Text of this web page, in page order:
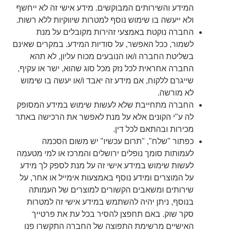
המידע והשירותים המבוקשים. מידע אישי זה לא ייחשף
ולא ייעשה בו שימוש נוסף למטרות שיווקיות ללא רשות.
החברה נוקטת באמצעי זהירות מקובלים על מנת
לשמור, ככל האפשר, על סודיות המידע. במקרים שאינם
בשליטת החברה ו/או הנובעים מכוח עליון, לא תהא
החברה אחראית לכל נזק מכל סוג שהוא, ישר או עקיף,
שייגרם ללקוח, אם מידע זה יאבד ו/או יעשה בו שימוש
לא מורשה.
החברה מתחייבת שלא לעשות שימוש במידע המסופק
לה ע"י הקונים אלא על מנת לאפשר את הרכישה באתר
מכירות ובהתאם לכל דין.
כפתור "שלח", "תרום עכשיו" יש משום הסכמה
לעמותות סומך נופלים ירושלים והמרכז או למי מטעמה
לעשות שימוש במידע אישי זה על מנת לספק לך מידע
על המוצרים ומידע נוסף באמצעות אימייל או אחר, על
שירותים ומשאבים הקשורים למוצרים של העמותה
בנוסף, ניתן יהיה להשתמש במידע אישי זה למטרות
סקר שוק. באם תחפצן להסיר בכל עת את פרטייך
האישיים מרשימת התפוצה של החברה התקשרו פנו